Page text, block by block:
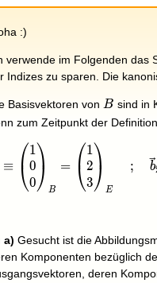
:)
verwende im Folgenden das
Indizes zu sparen. Die
Basisvektoren vonB
B sind in
zum Zeitpunkt der
≡ ⎝
⎛1
0
0⎠
⎞
B
= ⎝
⎛1
2
3⎠
⎞
E
; b
a) Gesucht ist die
Komponenten bezüglich
deren